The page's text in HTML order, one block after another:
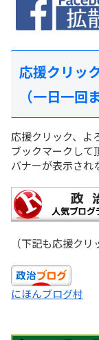
応援クリッ
（一日一回
応援クリック、よ
ブックマークして
バナーが表示され
（下記も応援クリ
にほんブログ村